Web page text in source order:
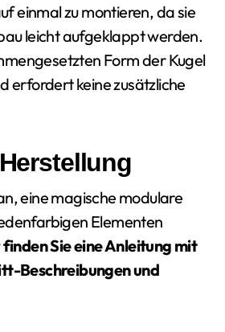
einmal zu montieren, da sie
leicht aufgeklappt werden.
Form der Kugel
erfordert keine zusätzliche
eine magische modulare
Elementen
Sie eine Anleitung mit
Beschreibungen und